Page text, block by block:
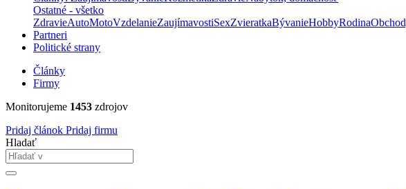
Ostatné - všetko
ZdravieAutoMotoVzdelanieZaujímavostiSexZvieratkaBývanieHobbyRodina
Partneri
Politické strany
Články
Firmy
Monitorujeme 1453 zdrojov
Pridaj článok Pridaj firmu
Hladať